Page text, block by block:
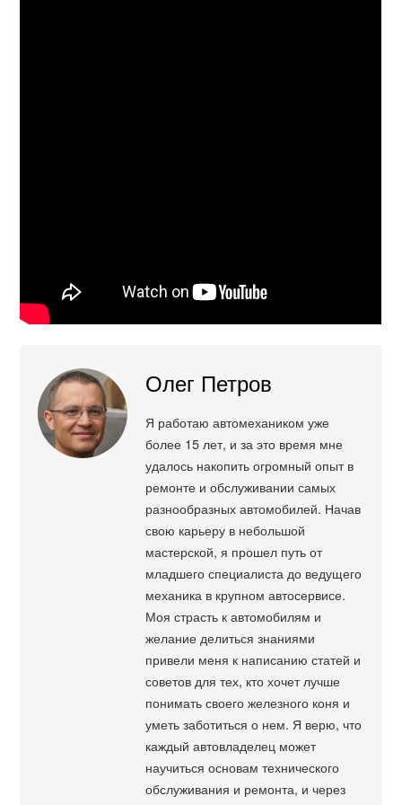
Олег Петров
Я работаю автомехаником уже
более 15 лет, и за это время мне
удалось накопить огромный опыт в
ремонте и обслуживании самых
разнообразных автомобилей. Начав
свою карьеру в небольшой
мастерской, я прошел путь от
младшего специалиста до ведущего
механика в крупном автосервисе.
Моя страсть к автомобилям и
желание делиться знаниями
привели меня к написанию статей и
советов для тех, кто хочет лучше
понимать своего железного коня и
уметь заботиться о нем. Я верю, что
каждый автовладелец может
научиться основам технического
обслуживания и ремонта, и через